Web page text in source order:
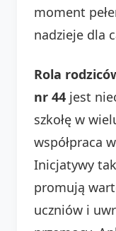
moment
nadzieje dla
Rola
nr 44 jest
szkołę w
współpraca
Inicjatywy
promują
uczniów i